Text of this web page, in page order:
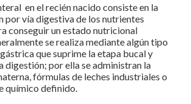
en el recién nacido consiste en la
por vía digestiva de los nutrientes
conseguir un estado nutricional
se realiza mediante algún tipo
que suprime la etapa bucal y
digestión; por ella se administran la
fórmulas de leches industriales o
químico definido.